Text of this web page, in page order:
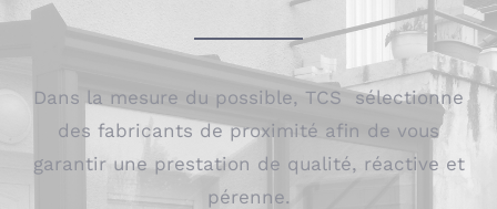
Dans la mesure du possible, TCS sélectionne
des fabricants de proximité afin de vous
garantir une prestation de qualité, réactive et
pérenne.